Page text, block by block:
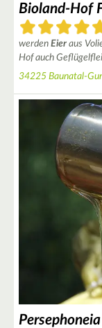
Bioland-Hof
werden Eier aus
Hof auch
34225 Baunatal-